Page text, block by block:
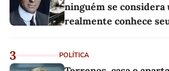
ninguém se considera
realmente conhece
3 POLÍTICA